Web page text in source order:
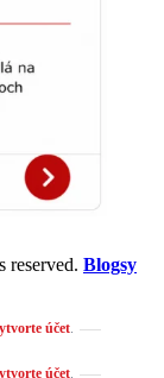
reserved. Blogsy
účet.